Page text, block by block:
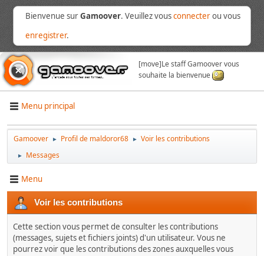
Bienvenue surGamoover. Veuillez vousconnecterou vous
enregistrer.
[move]Le staff Gamoover vous
souhaite la bienvenue
Menu principal
Gamoover ► Profil de maldoror68 ► Voir les contributions
► Messages
Menu
Voir les contributions
Cette section vous permet de consulter les contributions
(messages, sujets et fichiers joints) d'un utilisateur. Vous ne
pourrez voir que les contributions des zones auxquelles vous